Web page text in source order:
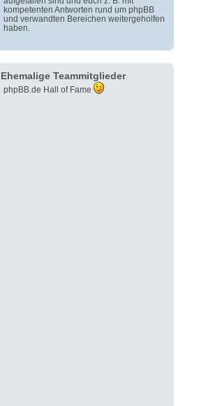
kompetenten Antworten rund um phpBB
und verwandten Bereichen weitergeholfen
haben.
Ehemalige Teammitglieder
phpBB.de Hall of Fame